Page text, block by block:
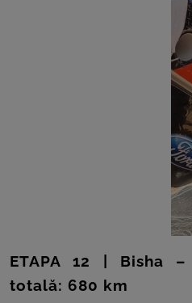
ETAPA 12 | Bisha
totală: 680 km